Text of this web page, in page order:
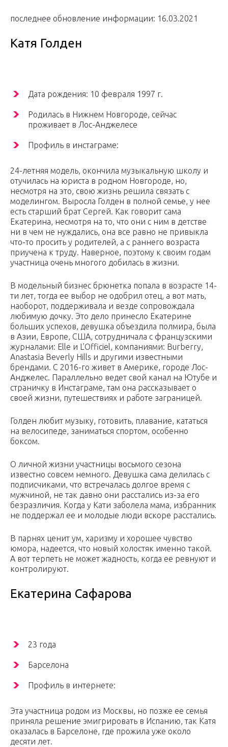
последнее обновление информации: 16.03.2021
Катя Голден
Дата рождения: 10 февраля 1997 г.
Родилась в Нижнем Новгороде, сейчас
проживает в Лос-Анджелесе
Профиль в инстаграме:
24-летняя модель, окончила музыкальную школу и
отучилась на юриста в родном Новгороде, но,
несмотря на это, свою жизнь решила связать с
моделингом. Выросла Голден в полной семье, у нее
есть старший брат Сергей. Как говорит сама
Екатерина, несмотря на то, что они с ним в детстве
ни в чем не нуждались, она все равно не привыкла
что-то просить у родителей, а с раннего возраста
приучена к труду. Наверное, поэтому к своим годам
участница очень многого добилась в жизни.
В модельный бизнес брюнетка попала в возрасте 14-
ти лет, тогда ее выбор не одобрил отец, а вот мать,
наоборот, поддерживала и везде сопровождала
любимую дочку. Это дело принесло Екатерине
больших успехов, девушка объездила полмира, была
в Азии, Европе, США, сотрудничала с французскими
журналами: Elle и L’Officiel, компаниями: Burberry,
Anastasia Beverly Hills и другими известными
брендами. С 2016-го живет в Америке, городе Лос-
Анджелес. Параллельно ведет свой канал на Ютубе и
страничку в Инстаграме, там она рассказывает о
своей жизни, путешествиях и работе заграницей.
Голден любит музыку, готовить, плавание, кататься
на велосипеде, заниматься спортом, особенно
боксом.
О личной жизни участницы восьмого сезона
известно совсем немного. Девушка сама делилась с
подписчиками, что встречалась долгое время с
мужчиной, не так давно они расстались из-за его
безразличия. Когда у Кати заболела мама, избранник
не поддержал ее и молодые люди вскоре расстались.
В парнях ценит ум, харизму и хорошее чувство
юмора, надеется, что новый холостяк именно такой.
А вот терпеть не может жадность, когда ее ревнуют и
контролируют.
Екатерина Сафарова
23 года
Барселона
Профиль в интернете:
Эта участница родом из Москвы, но позже ее семья
приняла решение эмигрировать в Испанию, так Катя
оказалась в Барселоне, где прожила уже около
десяти лет.